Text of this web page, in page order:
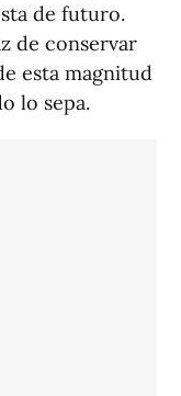
de futuro.
de conservar
esta magnitud
lo sepa.